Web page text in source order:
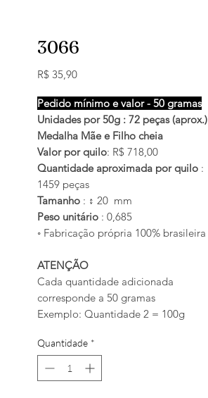
3066
R$ 35,90Preço
Pedido mínimo e valor - 50 gramas
Unidades por 50g : 72 peças (aprox.)
Medalha Mãe e Filho cheia
Valor por quilo: R$ 718,00
Quantidade aproximada por quilo :
1459 peças
Tamanho : ↕ 20 mm
Peso unitário : 0,685
◦ Fabricação própria 100% brasileira
ATENÇÃO
Cada quantidade adicionada
corresponde a 50 gramas
Exemplo: Quantidade 2 = 100g
Quantidade *